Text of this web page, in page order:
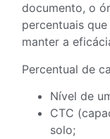
documento, o
percentuais
manter a
Percentual de
Nível de
CTC
solo;